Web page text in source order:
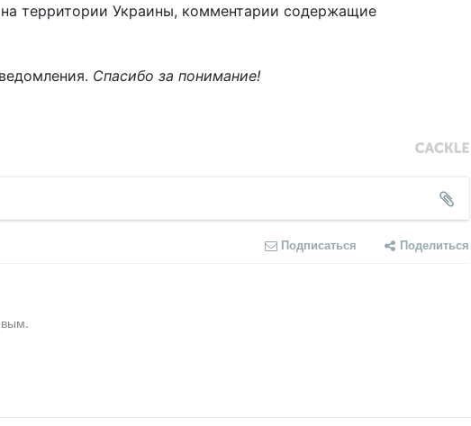
территории Украины, комментарии содержащие
Спасибо за понимание!
Подписаться Поделиться